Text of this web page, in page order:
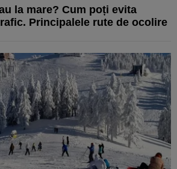
la mare? Cum poți evita
Principalele rute de ocolire